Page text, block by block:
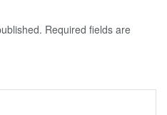
Required fields are